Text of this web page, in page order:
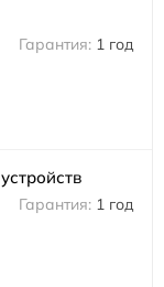
1 год
1 год